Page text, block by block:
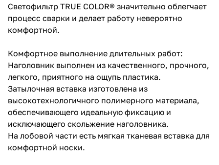
Светофильтр TRUE COLOR® значительно облегчает
процесс сварки и делает работу невероятно
комфортной.
Комфортное выполнение длительных работ:
Наголовник выполнен из качественного, прочного,
легкого, приятного на ощупь пластика.
Затылочная вставка изготовлена из
высокотехнологичного полимерного материала,
обеспечивающего идеальную фиксацию и
исключающего скольжение наголовника.
На лобовой части есть мягкая тканевая вставка для
комфортной носки.